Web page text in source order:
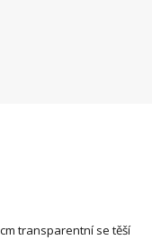
transparentní se těší